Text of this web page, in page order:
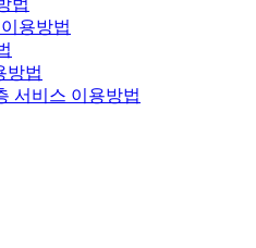
법
용방법
방법
서비스 이용방법